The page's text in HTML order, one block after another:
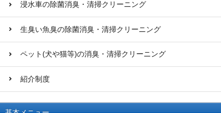
浸水車の除菌消臭・清掃クリーニング
生臭い魚臭の除菌消臭・清掃クリーニング
ペット(犬や猫等)の消臭・清掃クリーニング
紹介制度